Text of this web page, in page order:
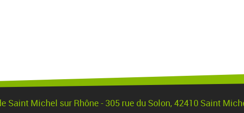
Saint Michel sur Rhône - 305 rue du Solon, 42410 Saint